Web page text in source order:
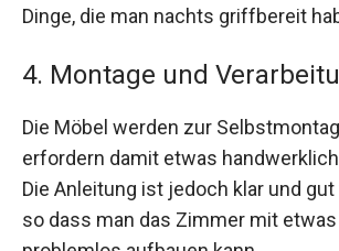
Dinge, die man nachts griffbereit
4. Montage und
Die Möbel werden zur
erfordern damit etwas
Die Anleitung ist jedoch klar und
so dass man das Zimmer mit etwas